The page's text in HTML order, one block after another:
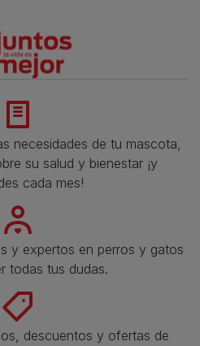
necesidades de tu mascota,
su salud y bienestar ¡y
cada mes!
y expertos en perros y gatos
todas tus dudas.​
descuentos y ofertas de